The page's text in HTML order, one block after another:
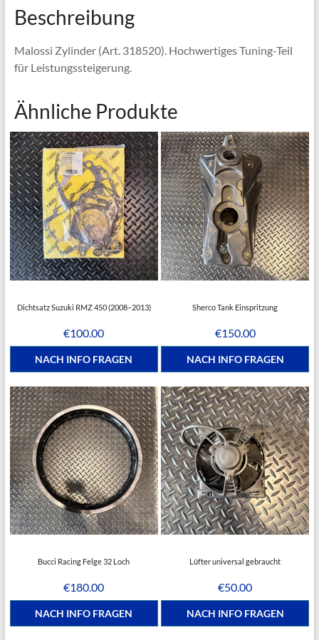
Beschreibung
Malossi Zylinder (Art. 318520). Hochwertiges Tuning-Teil
für Leistungssteigerung.
Ähnliche Produkte
Dichtsatz Suzuki RMZ 450 (2008–2013)
€100.00
NACH INFO FRAGEN
Sherco Tank Einspritzung
€150.00
NACH INFO FRAGEN
Bucci Racing Felge 32 Loch
€180.00
NACH INFO FRAGEN
Lüfter universal gebraucht
€50.00
NACH INFO FRAGEN